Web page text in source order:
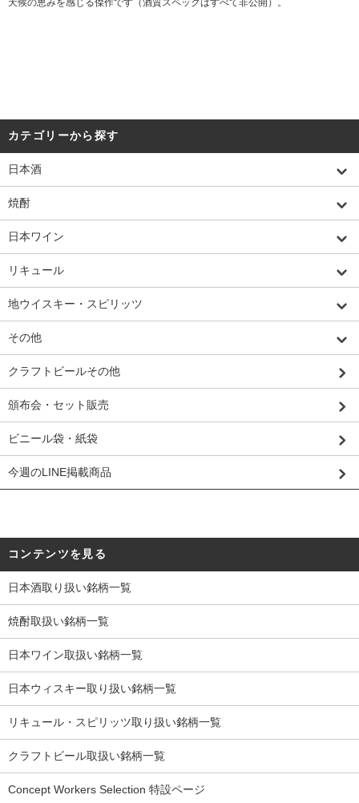
カテゴリーから探す
日本酒
焼酎
日本ワイン
リキュール
地ウイスキー・スピリッツ
その他
クラフトビールその他
頒布会・セット販売
ビニール袋・紙袋
今週のLINE掲載商品
コンテンツを見る
日本酒取り扱い銘柄一覧
焼酎取扱い銘柄一覧
日本ワイン取扱い銘柄一覧
日本ウィスキー取り扱い銘柄一覧
リキュール・スピリッツ取り扱い銘柄一覧
クラフトビール取扱い銘柄一覧
Concept Workers Selection 特設ページ